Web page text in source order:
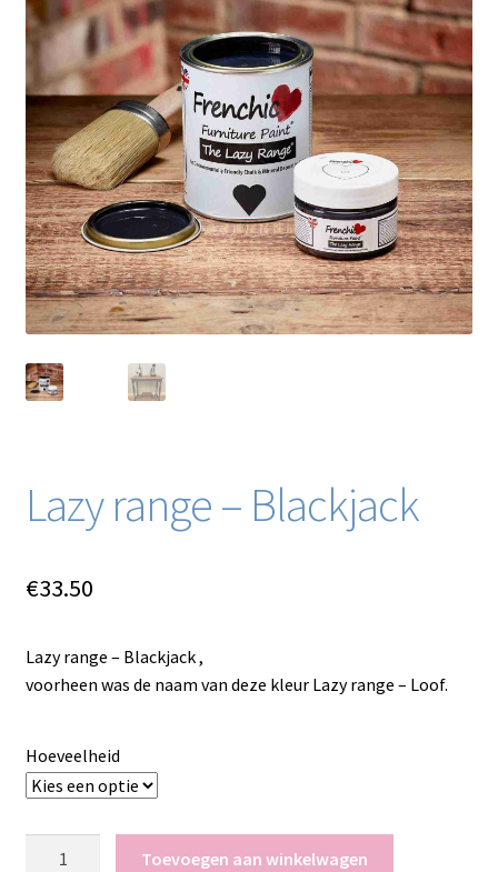
Blog / DIY / Tutorials
Over mij
Contact
Lazy range – Blackjack
€33.50
Lazy range – Blackjack ,
voorheen was de naam van deze kleur Lazy range – Loof.
Hoeveelheid
Toevoegen aan winkelwagen